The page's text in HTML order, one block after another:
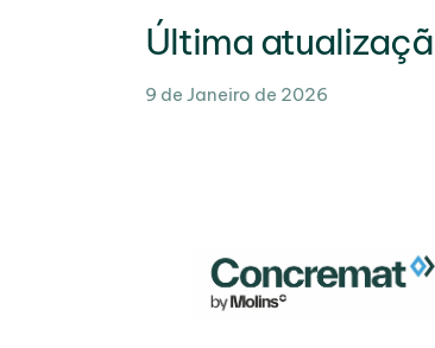
Última
9 de Janeiro de 2026